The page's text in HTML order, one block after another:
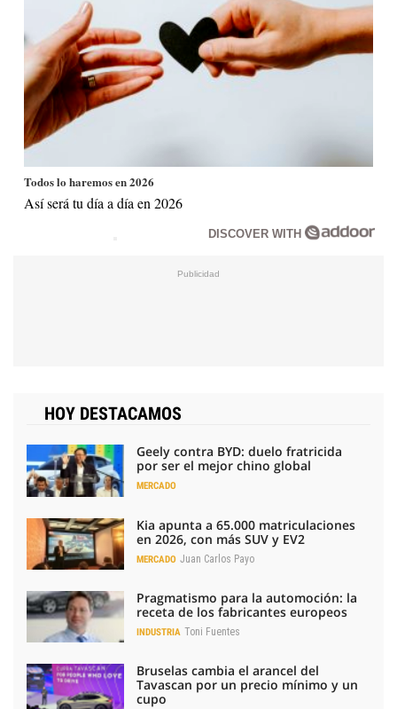
Todos lo haremos en 2026
Así será tu día a día en 2026
DISCOVER WITH
HOY DESTACAMOS
Geely contra BYD: duelo fratricida
por ser el mejor chino global
MERCADO
Kia apunta a 65.000 matriculaciones
en 2026, con más SUV y EV2
MERCADO Juan Carlos Payo
Pragmatismo para la automoción: la
receta de los fabricantes europeos
INDUSTRIA Toni Fuentes
Bruselas cambia el arancel del
Tavascan por un precio mínimo y un
cupo